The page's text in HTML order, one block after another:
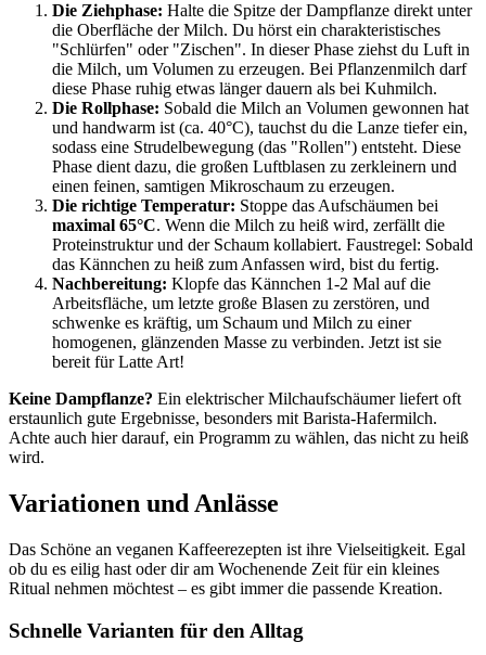
Die Ziehphase: Halte die Spitze der Dampflanze direkt unter
die Oberfläche der Milch. Du hörst ein charakteristisches
"Schlürfen" oder "Zischen". In dieser Phase ziehst du Luft in
die Milch, um Volumen zu erzeugen. Bei Pflanzenmilch darf
diese Phase ruhig etwas länger dauern als bei Kuhmilch.
Die Rollphase: Sobald die Milch an Volumen gewonnen hat
und handwarm ist (ca. 40°C), tauchst du die Lanze tiefer ein,
sodass eine Strudelbewegung (das "Rollen") entsteht. Diese
Phase dient dazu, die großen Luftblasen zu zerkleinern und
einen feinen, samtigen Mikroschaum zu erzeugen.
Die richtige Temperatur: Stoppe das Aufschäumen bei
maximal 65°C. Wenn die Milch zu heiß wird, zerfällt die
Proteinstruktur und der Schaum kollabiert. Faustregel: Sobald
das Kännchen zu heiß zum Anfassen wird, bist du fertig.
Nachbereitung: Klopfe das Kännchen 1-2 Mal auf die
Arbeitsfläche, um letzte große Blasen zu zerstören, und
schwenke es kräftig, um Schaum und Milch zu einer
homogenen, glänzenden Masse zu verbinden. Jetzt ist sie
bereit für Latte Art!
Keine Dampflanze? Ein elektrischer Milchaufschäumer liefert oft
erstaunlich gute Ergebnisse, besonders mit Barista-Hafermilch.
Achte auch hier darauf, ein Programm zu wählen, das nicht zu heiß
wird.
Variationen und Anlässe
Das Schöne an veganen Kaffeerezepten ist ihre Vielseitigkeit. Egal
ob du es eilig hast oder dir am Wochenende Zeit für ein kleines
Ritual nehmen möchtest – es gibt immer die passende Kreation.
Schnelle Varianten für den Alltag